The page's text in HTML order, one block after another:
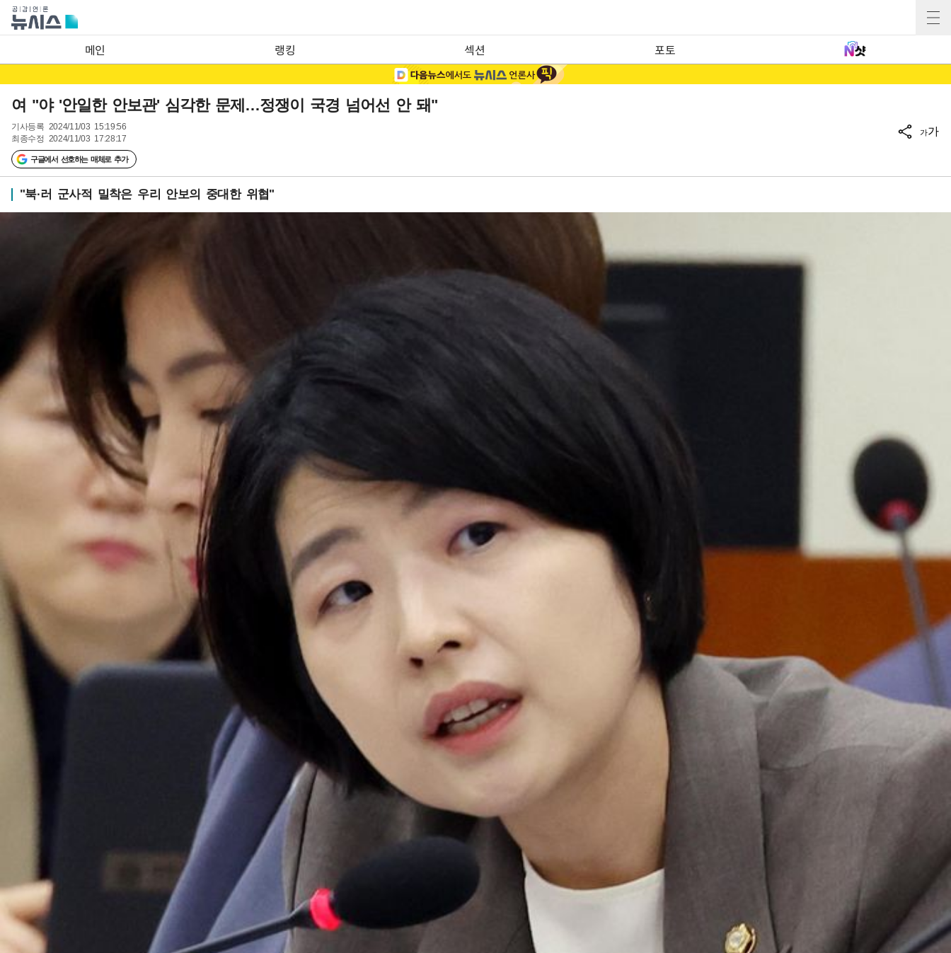
메인 랭킹 섹션 포토
여 "야 '안일한 안보관' 심각한 문제…정쟁이 국경 넘어선 안 돼"
기사등록 2024/11/03 15:19:56
최종수정 2024/11/03 17:28:17
구글에서 선호하는 매체로 추가
가가
"북·러 군사적 밀착은 우리 안보의 중대한 위협"